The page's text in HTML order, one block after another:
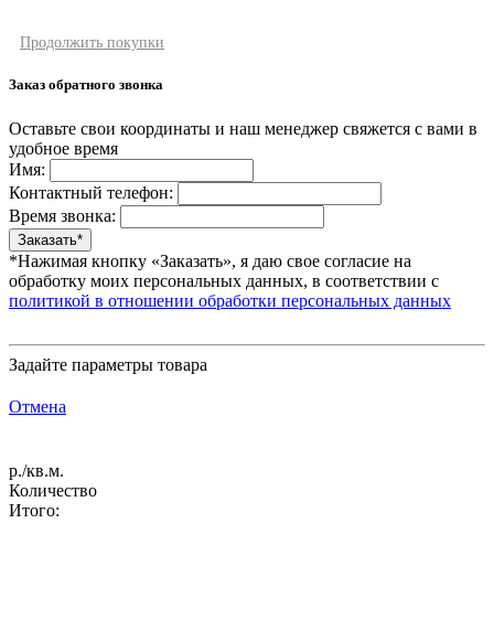
Продолжить покупки
Заказ обратного звонка
Оставьте свои координаты и наш менеджер свяжется с вами в
удобное время
Имя:
Контактный телефон:
Время звонка:
*Нажимая кнопку «Заказать», я даю свое согласие на
обработку моих персональных данных, в соответствии с
политикой в отношении обработки персональных данных
Задайте параметры товара
Отмена
р./кв.м.
Количество
Итого: